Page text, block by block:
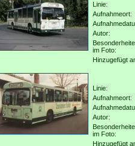
Linie:
Aufnahmeort:
Autor:
im Foto:
Hinzugefügt
Linie:
Aufnahmeort:
Autor:
im Foto:
Hinzugefügt